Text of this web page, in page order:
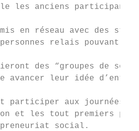
les anciens participants
en réseau avec des
relais pouvant
des “groupes de
avancer leur idée
participer aux journées
et les tout premiers
social.